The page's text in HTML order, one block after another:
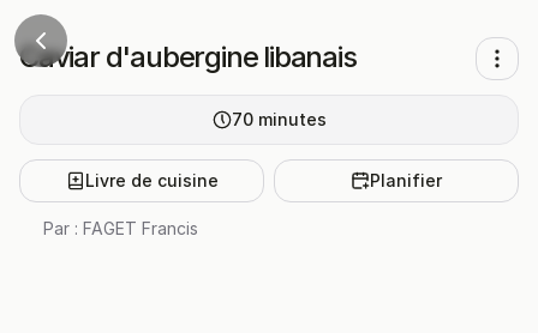
Caviar d'aubergine libanais
70 minutes
Livre de cuisine Planifier
Par : FAGET Francis